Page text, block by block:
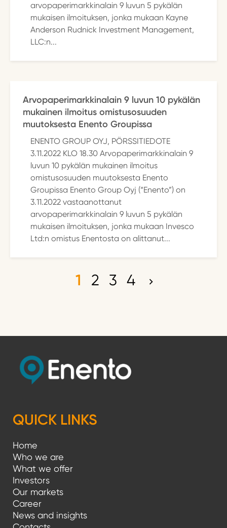
arvopaperimarkkinalain 9 luvun 5 pykälän
mukaisen ilmoituksen, jonka mukaan Kayne
Anderson Rudnick Investment Management,
LLC:n...
Arvopaperimarkkinalain 9 luvun 10 pykälän
mukainen ilmoitus omistusosuuden
muutoksesta Enento Groupissa
ENENTO GROUP OYJ, PÖRSSITIEDOTE
3.11.2022 KLO 18.30 Arvopaperimarkkinalain 9
luvun 10 pykälän mukainen ilmoitus
omistusosuuden muutoksesta Enento
Groupissa Enento Group Oyj (“Enento”) on
3.11.2022 vastaanottanut
arvopaperimarkkinalain 9 luvun 5 pykälän
mukaisen ilmoituksen, jonka mukaan Invesco
Ltd:n omistus Enentosta on alittanut...
A
k
k
1 2 3 4
QUICK LINKS
Home
Who we are
What we offer
Investors
Our markets
Career
News and insights